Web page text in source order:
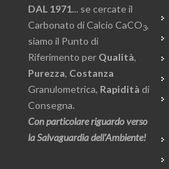
DAL 1971... se cercate il
Carbonato di Calcio CaCO3,
siamo il Punto di
Riferimento per Qualità,
Purezza, Costanza
Granulometrica, Rapidità di
Consegna.
Con particolare riguardo verso
la Salvaguardia dell’Ambiente!